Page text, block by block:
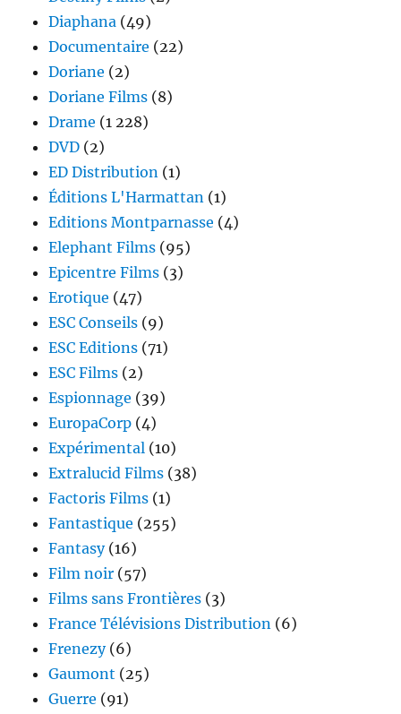
Diaphana (49)
Documentaire (22)
Doriane (2)
Doriane Films (8)
Drame (1 228)
DVD (2)
ED Distribution (1)
Éditions L'Harmattan (1)
Editions Montparnasse (4)
Elephant Films (95)
Epicentre Films (3)
Erotique (47)
ESC Conseils (9)
ESC Editions (71)
ESC Films (2)
Espionnage (39)
EuropaCorp (4)
Expérimental (10)
Extralucid Films (38)
Factoris Films (1)
Fantastique (255)
Fantasy(16)
Film noir (57)
Films sans Frontières (3)
France Télévisions Distribution (6)
Frenezy(6)
Gaumont (25)
Guerre (91)